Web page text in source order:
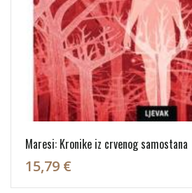
Maresi: Kronike iz crvenog samostana
15,79 €